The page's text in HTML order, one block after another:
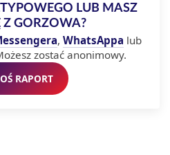
LUB MASZ
Z GORZOWA?
, WhatsAppa lub
zostać anonimowy.
RAPORT